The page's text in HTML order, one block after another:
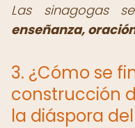
Las sinagogas
enseñanza,
3. ¿Cómo se
construcción
la diáspora